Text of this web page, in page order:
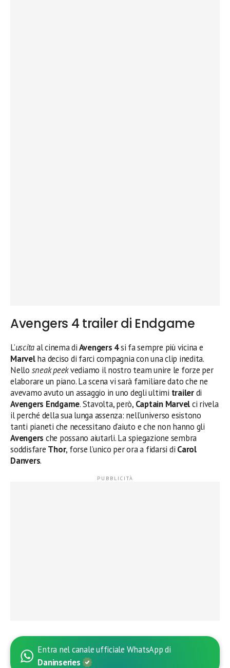
Avengers 4 trailer di Endgame
L’uscitaal cinema diAvengers 4si fa sempre più vicina e
Marvelha deciso di farci compagnia con una clip inedita.
Nello sneak peekvediamo il nostro team unire le forze per
elaborare un piano. La scena vi sarà familiare dato che ne
avevamo avuto un assaggio in uno degli ultimi trailerdi
Avengers Endgame. Stavolta, però, Captain Marvelci rivela
il perché della sua lunga assenza: nell’universo esistono
tanti pianeti che necessitano d’aiuto e che non hanno gli
Avengers che possano aiutarli. La spiegazione sembra
soddisfare Thor, forse l’unico per ora a fidarsi di Carol
Danvers.
Entra nel canale ufficiale WhatsApp di
Daninseries